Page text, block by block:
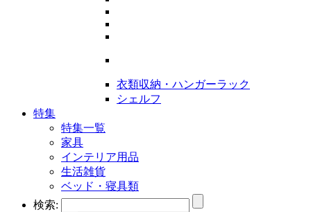
衣類収納・ハンガーラック
シェルフ
特集
特集一覧
家具
インテリア用品
生活雑貨
ベッド・寝具類
検索: